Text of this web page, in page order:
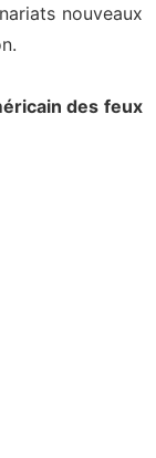
nouveaux
des feux